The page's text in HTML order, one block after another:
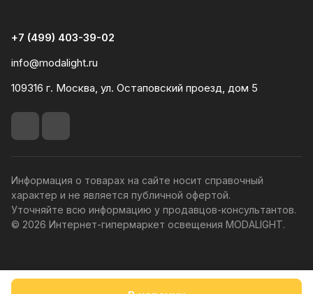
+7 (499) 403-39-02
info@modalight.ru
109316 г. Москва, ул. Остаповский проезд, дом 5
Информация о товарах на сайте носит справочный
характер и не является публичной офертой.
Уточняйте всю информацию у продавцов-консультантов.
© 2026 Интернет-гипермаркет освещения MODALIGHT.